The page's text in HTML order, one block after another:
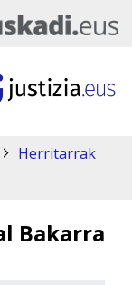
Herritarrak
Bakarra